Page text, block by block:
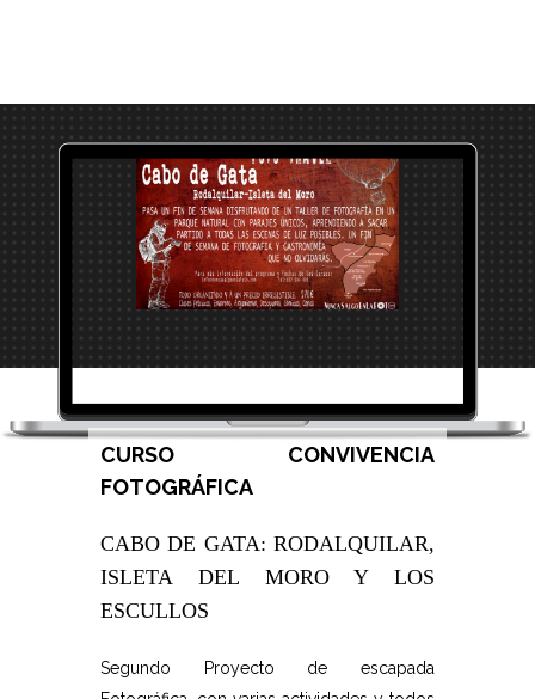
CURSO CONVIVENCIA
FOTOGRÁFICA
CABO DE GATA: RODALQUILAR,
ISLETA DEL MORO Y LOS
ESCULLOS
Segundo Proyecto de escapada